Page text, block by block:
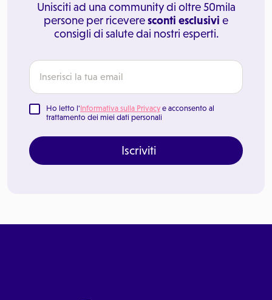
Unisciti ad una community di oltre 50mila
persone per riceveresconti esclusivi e
consigli di salute dai nostri esperti.
Ho letto l'Informativa sulla Privacy e acconsento al
trattamento dei miei dati personali
Iscriviti